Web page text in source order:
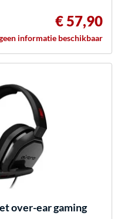
€ 57,90
informatie beschikbaar
over-ear gaming